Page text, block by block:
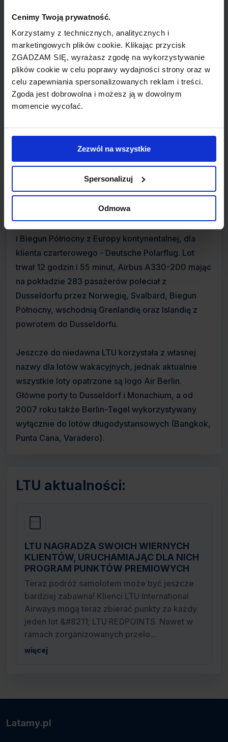
Cenimy Twoją prywatność.
Korzystamy z technicznych, analitycznych i
marketingowych plików cookie. Klikając przycisk
ZGADZAM SIĘ, wyrażasz zgodę na wykorzystywanie
plików cookie w celu poprawy wydajności strony oraz w
celu zapewniania spersonalizowanych reklam i treści.
Zgoda jest dobrowolna i możesz ją w dowolnym
momencie wycofać.
Zezwól na wszystkie
Spersonalizuj
Odmowa
trasy do USA, Pekinu i Szanghaju. Linia oferowała
regularne loty na trasach średniego i dalekiego
zasięgu, oraz usługi czarterowe.
W marcu 2007 roku, LTU zostały w pełni
wykupione przez Air Berlin, dzięki czemu
ruchu, linie w Europie. Przejęcie pokierowane było
zamiarem rozwoju w segmencie lotów
długodystansowych oraz zyskania przewagi na
lotnisku Dusseldorf.
CIEKAWOSTKA: 1 maja 2007 roku LTU
obsługiwało pierwszy Turystyczny Lot nad Arktykę
i Biegun Północny z Europy kontynentalnej, dla
klienta czarterowego - Deutsche Polarflug. Lot
trwał 12 godzin i 55 minut, Airbus A330-200 mając
na pokładzie 283 pasażerów poleciał z
Dusseldorfu przez Norwegię, Svalbard, Biegun
Północny, wschodnią Grenlandię oraz Islandię z
powrotem do Dusseldorfu.
Jeszcze do niedawna LTU korzystała z własnej
nazwy dla lotów wakacyjnych, jednak aktualnie
wszystkie loty opatrzone są logo Air Berlin.
Główne porty to Dusseldorf i Monachium, a od
2007 roku także Berlin-Tegel wykorzystywany
wyłącznie do lotów długodystansowych (Bangkok,
Punta Cana, Varadero).
LTU aktualności:
LTU NAGRADZA SWOICH WIERNYCH
KLIENTÓW, URUCHAMIAJĄC DLA NICH
PROGRAM PUNKTÓW PREMIOWYCH
Teraz podróż samolotem może być jeszcze
bardziej zabawna! Klienci LTU International
Airways mogą teraz zbierać punkty za każdy
jeden lot &#8211; LTU REDPOINTS. Nawet w
ramach zorganizowanych przelo...
więcej
Latamy.pl